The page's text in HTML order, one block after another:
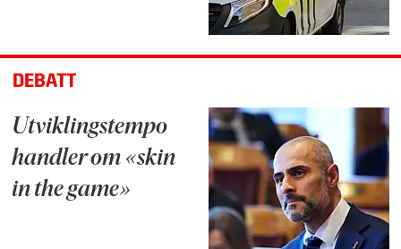
DEBATT
Utviklingstempo
handler om «skin
in the game»